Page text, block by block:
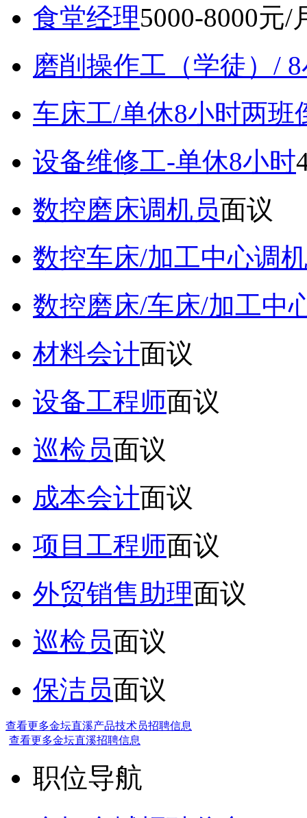
食堂经理5000-8000元/
磨削操作工（学徒）/
车床工/单休8小时两班
设备维修工-单休8小时
数控磨床调机员面议
数控车床/加工中心调
数控磨床/车床/加工中
材料会计面议
设备工程师面议
巡检员面议
成本会计面议
项目工程师面议
外贸销售助理面议
巡检员面议
保洁员面议
查看更多金坛直溪产品技术员招聘信息
查看更多金坛直溪招聘信息
职位导航